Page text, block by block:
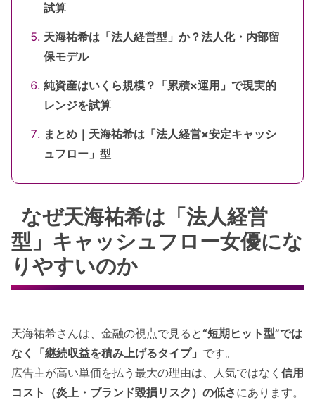
試算
天海祐希は「法人経営型」か？法人化・内部留
保モデル
純資産はいくら規模？「累積×運用」で現実的
レンジを試算
まとめ｜天海祐希は「法人経営×安定キャッシ
ュフロー」型
なぜ天海祐希は「法人経営
型」キャッシュフロー女優にな
りやすいのか
天海祐希さんは、金融の視点で見ると “短期ヒット型”では
なく「継続収益を積み上げるタイプ」 です。
広告主が高い単価を払う最大の理由は、人気ではなく 信用
コスト（炎上・ブランド毀損リスク）の低さにあります。